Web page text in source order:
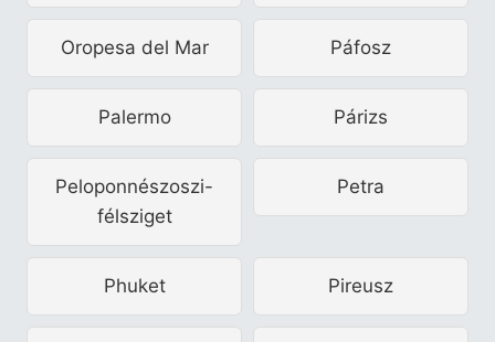
Oropesa del Mar Páfosz
Palermo Párizs
Peloponnészoszi-
félsziget
Petra
Phuket Pireusz